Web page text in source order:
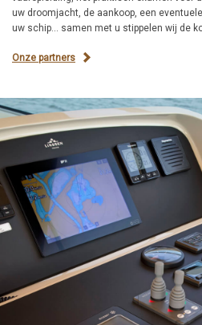
uw droomjacht, de aankoop, een
uw schip... samen met u stippelen wij de
Onze partners